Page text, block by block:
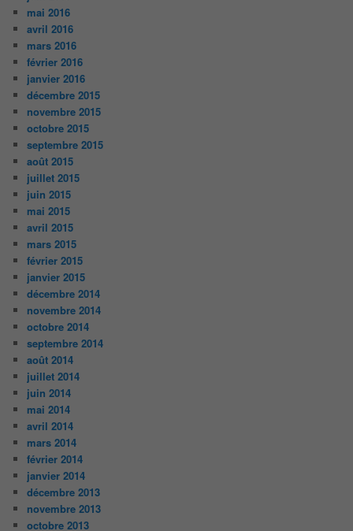
mai 2016
avril 2016
mars 2016
février 2016
janvier 2016
décembre 2015
novembre 2015
octobre 2015
septembre 2015
août 2015
juillet 2015
juin 2015
mai 2015
avril 2015
mars 2015
février 2015
janvier 2015
décembre 2014
novembre 2014
octobre 2014
septembre 2014
août 2014
juillet 2014
juin 2014
mai 2014
avril 2014
mars 2014
février 2014
janvier 2014
décembre 2013
novembre 2013
octobre 2013